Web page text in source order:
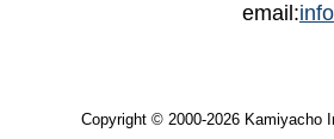
email:
Copyright © 2000-2026 Kamiyacho